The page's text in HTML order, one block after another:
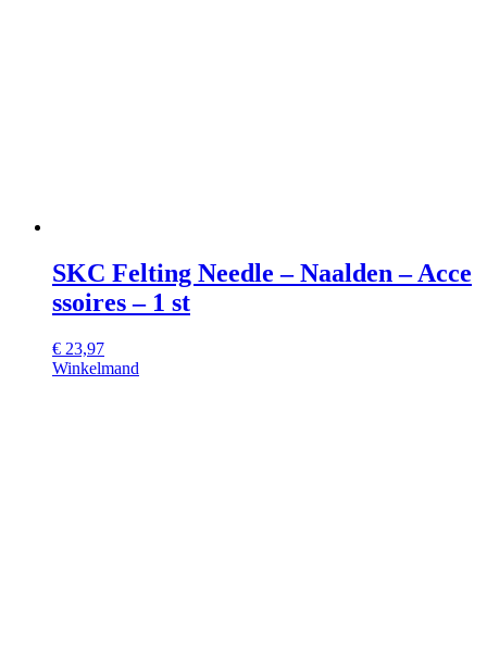
SKC Felting Needle – Naalden – Acce
ssoires – 1 st
€ 23,97
Winkelmand